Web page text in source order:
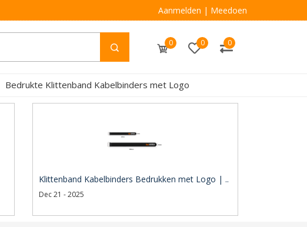
Aanmelden | Meedoen
0 0 0
Bedrukte Klittenband Kabelbinders met Logo
Klittenband Kabelbinders Bedrukken met Logo | ..
Dec 21 - 2025